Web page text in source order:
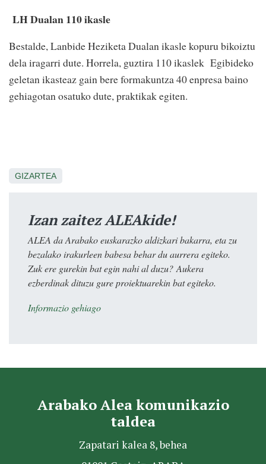
LH Dualan 110 ikasle
Bestalde, Lanbide Heziketa Dualan ikasle kopuru bikoiztu
dela iragarri dute. Horrela, guztira 110 ikaslek Egibideko
geletan ikasteaz gain bere formakuntza 40 enpresa baino
gehiagotan osatuko dute, praktikak egiten.
GIZARTEA
Izan zaitez ALEAkide!
ALEA da Arabako euskarazko aldizkari bakarra, eta zu
bezalako irakurleen babesa behar du aurrera egiteko.
Zuk ere gurekin bat egin nahi al duzu? Aukera
ezberdinak dituzu gure proiektuarekin bat egiteko.
Informazio gehiago
Arabako Alea komunikazio
taldea
Zapatari kalea 8, behea